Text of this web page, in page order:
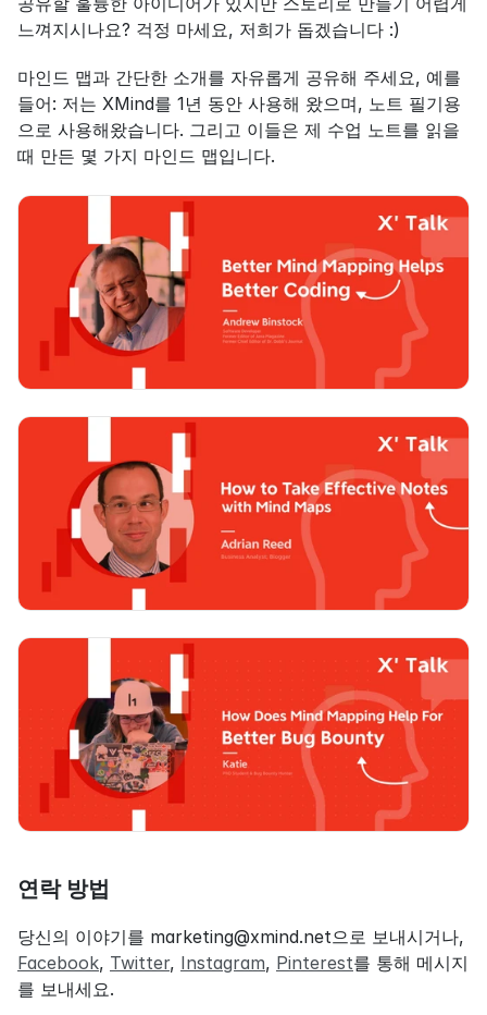
느껴지시나요? 걱정 마세요, 저희가 돕겠습니다 :)
마인드 맵과 간단한 소개를 자유롭게 공유해 주세요, 예를
들어: 저는 XMind를 1년 동안 사용해 왔으며, 노트 필기용
으로 사용해왔습니다. 그리고 이들은 제 수업 노트를 읽을
때 만든 몇 가지 마인드 맵입니다.
연락 방법
Facebook, Twitter, Instagram, Pinterest를 통해 메시지
를 보내세요.